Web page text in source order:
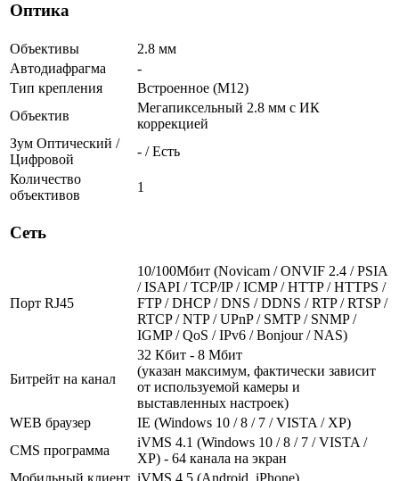
Оптика
Объективы
2.8 мм
Автодиафрагма
-
Тип крепления
Встроенное (М12)
Объектив
Мегапиксельный 2.8 мм c ИК
коррекцией
Зум Оптический /
Цифровой
- / Есть
Количество
объективов
1
Сеть
Порт RJ45
10/100Мбит (Novicam / ONVIF 2.4 / PSIA
/ ISAPI / TCP/IP / ICMP / HTTP / HTTPS /
FTP / DHCP / DNS / DDNS / RTP / RTSP /
RTCP / NTP / UPnP / SMTP / SNMP /
IGMP / QoS / IPv6 / Bonjour / NAS)
Битрейт на канал
32 Кбит - 8 Мбит
(указан максимум, фактически зависит
от используемой камеры и
выставленных настроек)
WEB браузер
IE (Windows 10 / 8 / 7 / VISTA / XP)
CMS программа
iVMS 4.1 (Windows 10 / 8 / 7 / VISTA /
XP) - 64 канала на экран
Мобильный клиент iVMS 4.5 (Android, iPhone)